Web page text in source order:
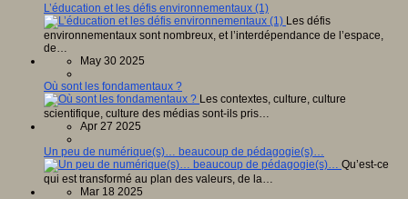
L’éducation et les défis environnementaux (1)
Les défis
environnementaux sont nombreux, et l’interdépendance de l’espace,
de…
May 30 2025
Où sont les fondamentaux ?
Les contextes, culture, culture
scientifique, culture des médias sont-ils pris…
Apr 27 2025
Un peu de numérique(s)… beaucoup de pédagogie(s)…
Qu’est-ce
qui est transformé au plan des valeurs, de la…
Mar 18 2025